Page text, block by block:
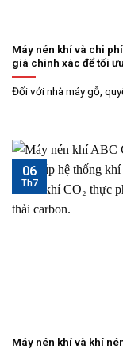
Máy nén khí và chi
giá chính xác để tối
Đối với nhà máy gỗ,
Máy nén khí và khí
06
Th7